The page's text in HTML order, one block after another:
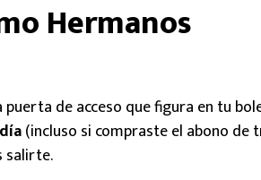
Hermanos
de acceso que figura en tu
(incluso si compraste el abono de
salirte.